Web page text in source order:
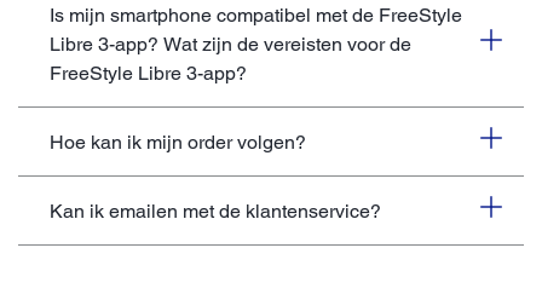
Is mijn smartphone compatibel met de FreeStyle
Libre 3-app? Wat zijn de vereisten voor de
FreeStyle Libre 3-app?
Hoe kan ik mijn order volgen?
Kan ik emailen met de klantenservice?